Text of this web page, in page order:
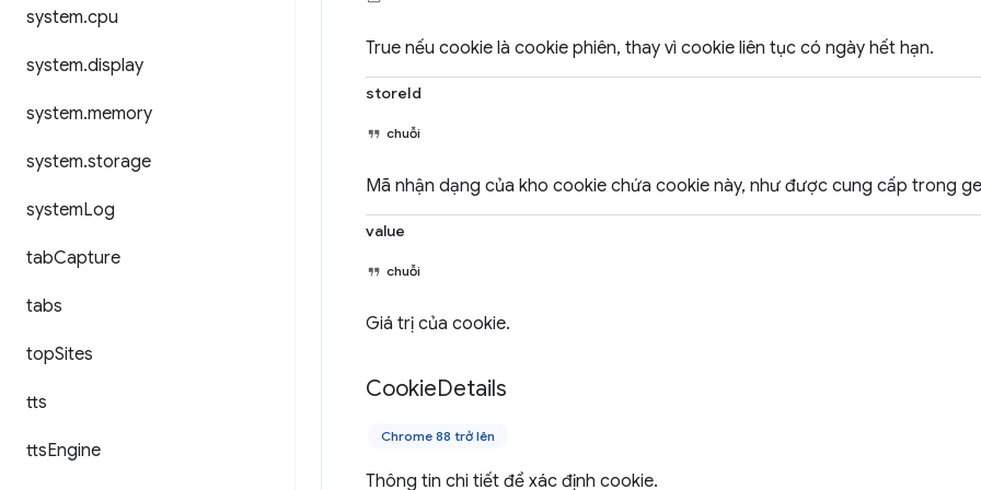
system.cpu
system.display
system.memory
system.storage
systemLog
tabCapture
tabs
topSites
tts
ttsEngine
True nếu cookie là cookie phiên, thay vì cookie liên tục có ngày hết hạn.
storeId
chuỗi
Mã nhận dạng của kho cookie chứa cookie này, như được cung cấp trong
value
chuỗi
Giá trị của cookie.
CookieDetails
Chrome 88 trở lên
Thông tin chi tiết để xác định cookie.